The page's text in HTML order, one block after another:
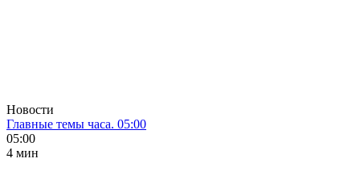
Новости
Главные темы часа. 05:00
05:00
4 мин